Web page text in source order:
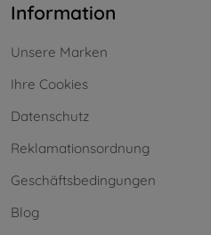
Information
Unsere Marken
Ihre Cookies
Datenschutz
Reklamationsordnung
Geschäftsbedingungen
Blog